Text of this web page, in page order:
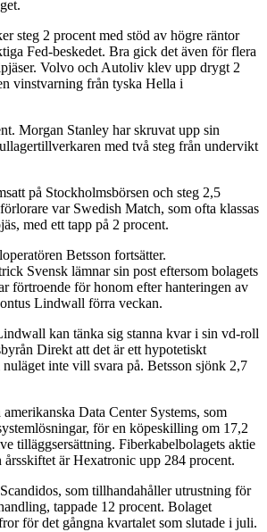
steg 2 procent med stöd av högre räntor
Fed-beskedet. Bra gick det även för flera
Volvo och Autoliv klev upp drygt 2
vinstvarning från tyska Hella i
Morgan Stanley har skruvat upp sin
med två steg från undervikt
på Stockholmsbörsen och steg 2,5
var Swedish Match, som ofta klassas
med ett tapp på 2 procent.
Betsson fortsätter.
Svensk lämnar sin post eftersom bolagets
förtroende för honom efter hanteringen av
Lindwall förra veckan.
kan tänka sig stanna kvar i sin vd-roll
Direkt att det är ett hypotetiskt
nuläget inte vill svara på. Betsson sjönk 2,7
Data Center Systems, som
för en köpeskilling om 17,2
tilläggsersättning. Fiberkabelbolagets aktie
årsskiftet är Hexatronic upp 284 procent.
som tillhandahåller utrustning för
tappade 12 procent. Bolaget
för det gångna kvartalet som slutade i juli.